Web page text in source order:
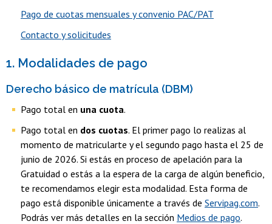
Pago de cuotas mensuales y convenio PAC/PAT
Contacto y solicitudes
1. Modalidades de pago
Derecho básico de matrícula (DBM)
Pago total en una cuota.
Pago total en dos cuotas. El primer pago lo realizas al
momento de matricularte y el segundo pago hasta el 25 de
junio de 2026. Si estás en proceso de apelación para la
Gratuidad o estás a la espera de la carga de algún beneficio,
te recomendamos elegir esta modalidad. Esta forma de
pago está disponible únicamente a través de Servipag.com.
Podrás ver más detalles en la sección Medios de pago.